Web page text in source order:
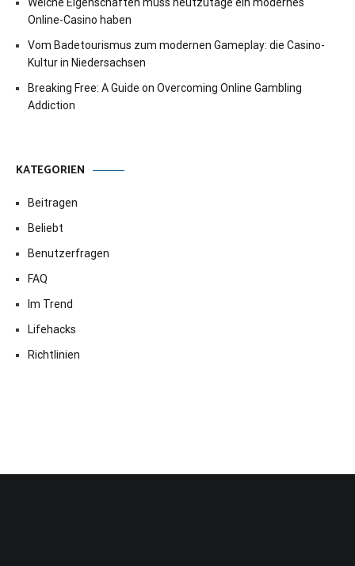
Welche Eigenschaften muss heutzutage ein modernes
Online-Casino haben
Vom Badetourismus zum modernen Gameplay: die Casino-
Kultur in Niedersachsen
Breaking Free: A Guide on Overcoming Online Gambling
Addiction
KATEGORIEN
Beitragen
Beliebt
Benutzerfragen
FAQ
Im Trend
Lifehacks
Richtlinien